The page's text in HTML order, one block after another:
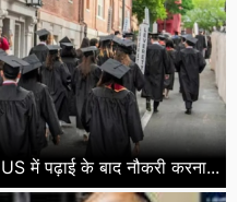
में पढ़ाई के बाद नौकरी करना...